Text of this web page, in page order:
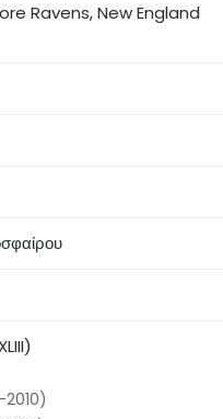
Ravens, New England